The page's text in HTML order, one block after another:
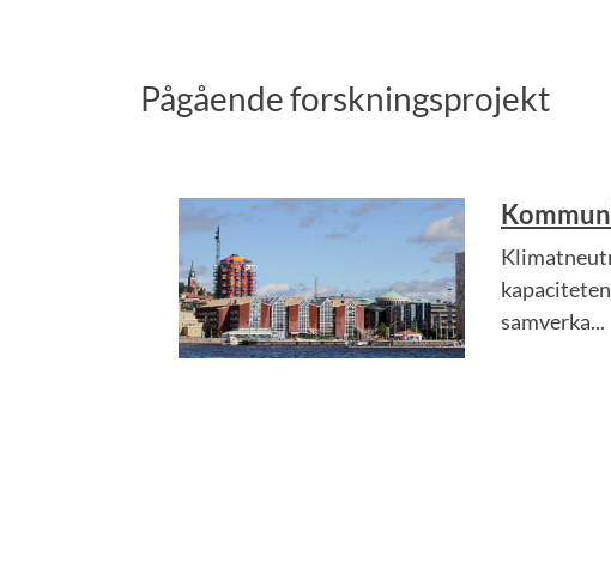
Pågående forskningsprojekt
samverka...